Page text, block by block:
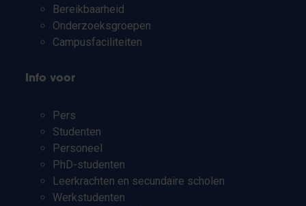
Bereikbaarheid
Onderzoeksgroepen
Campusfaciliteiten
Info voor
Pers
Studenten
Personeel
PhD-studenten
Leerkrachten en secundaire scholen
Werkstudenten